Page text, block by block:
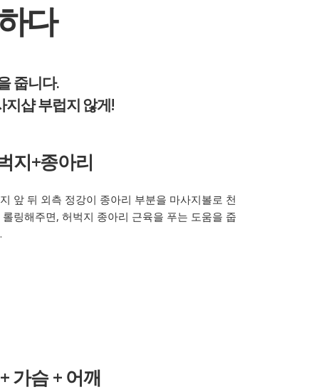
다
줍니다.
샵 부럽지 않게!
지+종아리
앞 뒤 외측 정강이 종아리 부분을 마사지볼로 천
링해주면, 허벅지 종아리 근육을 푸는 도움을 줍
가슴 + 어깨